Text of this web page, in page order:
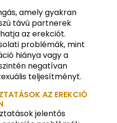
amely gyakran
távú partnerek
az erekciót.
problémák, mint
hiánya vagy a
negatívan
teljesítményt.
AZ EREKCIÓ
jelentős